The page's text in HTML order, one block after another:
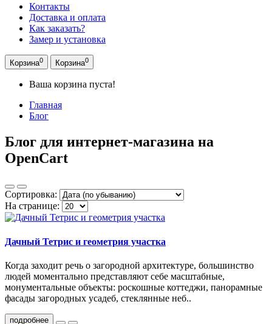
Контакты
Доставка и оплата
Как заказать?
Замер и установка
Корзина0 Корзина0
Ваша корзина пуста!
Главная
Блог
Блог для интернет-магазина на
OpenCart
Сортировка:
На странице:
Дачный Тетрис и геометрия участка
Когда заходит речь о загородной архитектуре, большинство
людей моментально представляют себе масштабные,
монументальные объекты: роскошные коттеджи, панорамные
фасады загородных усадеб, стеклянные неб..
подробнее